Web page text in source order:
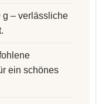
g – verlässliche
ein schönes